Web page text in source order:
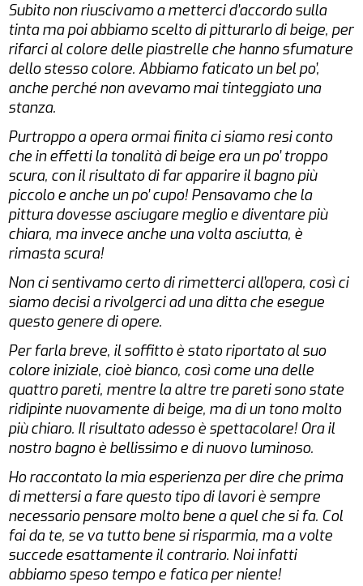
Subito non riuscivamo a metterci d’accordo sulla
tinta ma poi abbiamo scelto di pitturarlo di beige, per
rifarci al colore delle piastrelle che hanno sfumature
dello stesso colore. Abbiamo faticato un bel po’,
anche perché non avevamo mai tinteggiato una
stanza.
Purtroppo a opera ormai finita ci siamo resi conto
che in effetti la tonalità di beige era un po’ troppo
scura, con il risultato di far apparire il bagno più
piccolo e anche un po’ cupo! Pensavamo che la
pittura dovesse asciugare meglio e diventare più
chiara, ma invece anche una volta asciutta, è
rimasta scura!
Non ci sentivamo certo di rimetterci all’opera, così ci
siamo decisi a rivolgerci ad una ditta che esegue
questo genere di opere.
Per farla breve, il soffitto è stato riportato al suo
colore iniziale, cioè bianco, così come una delle
quattro pareti, mentre la altre tre pareti sono state
ridipinte nuovamente di beige, ma di un tono molto
più chiaro. Il risultato adesso è spettacolare! Ora il
nostro bagno è bellissimo e di nuovo luminoso.
Ho raccontato la mia esperienza per dire che prima
di mettersi a fare questo tipo di lavori è sempre
necessario pensare molto bene a quel che si fa. Col
fai da te, se va tutto bene si risparmia, ma a volte
succede esattamente il contrario. Noi infatti
abbiamo speso tempo e fatica per niente!